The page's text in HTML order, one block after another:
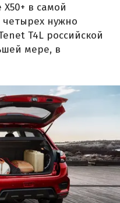
в самой
нужно
T4L российской
мере, в